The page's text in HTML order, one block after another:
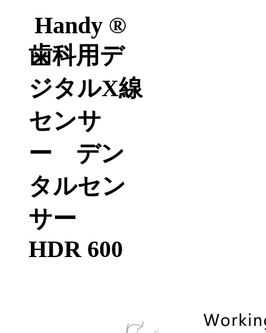
Handy ®
歯科用デ
ジタルX線
センサ
ー デン
タルセン
サー
HDR 600